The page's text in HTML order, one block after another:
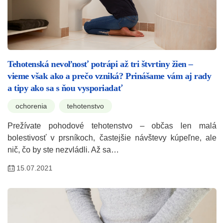
Tehotenská nevoľnosť potrápi až tri štvrtiny žien –
vieme však ako a prečo vzniká? Prinášame vám aj rady
a tipy ako sa s ňou vysporiadať
ochorenia tehotenstvo
Prežívate pohodové tehotenstvo – občas len malá
bolestivosť v prsníkoch, častejšie návštevy kúpeľne, ale
nič, čo by ste nezvládli. Až sa…
15.07.2021